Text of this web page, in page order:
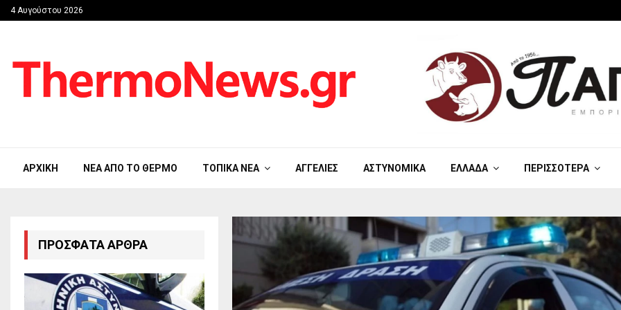
4 Αυγούστου 2026
ΑΡΧΙΚΉ ΝΈΑ ΑΠΟ ΤΟ ΘΈΡΜΟ ΤΟΠΙΚΆ ΝΈΑ ΑΓΓΕΛΊΕΣ ΑΣΤΥΝΟΜΙΚΆ ΕΛΛΆΔΑ ΠΕΡΙΣΣΌΤΕΡΑ
ΠΡΌΣΦΑΤΑ ΆΡΘΡΑ